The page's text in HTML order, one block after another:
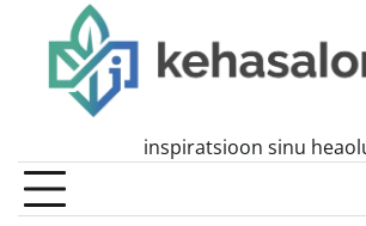
content
inspiratsioon sinu